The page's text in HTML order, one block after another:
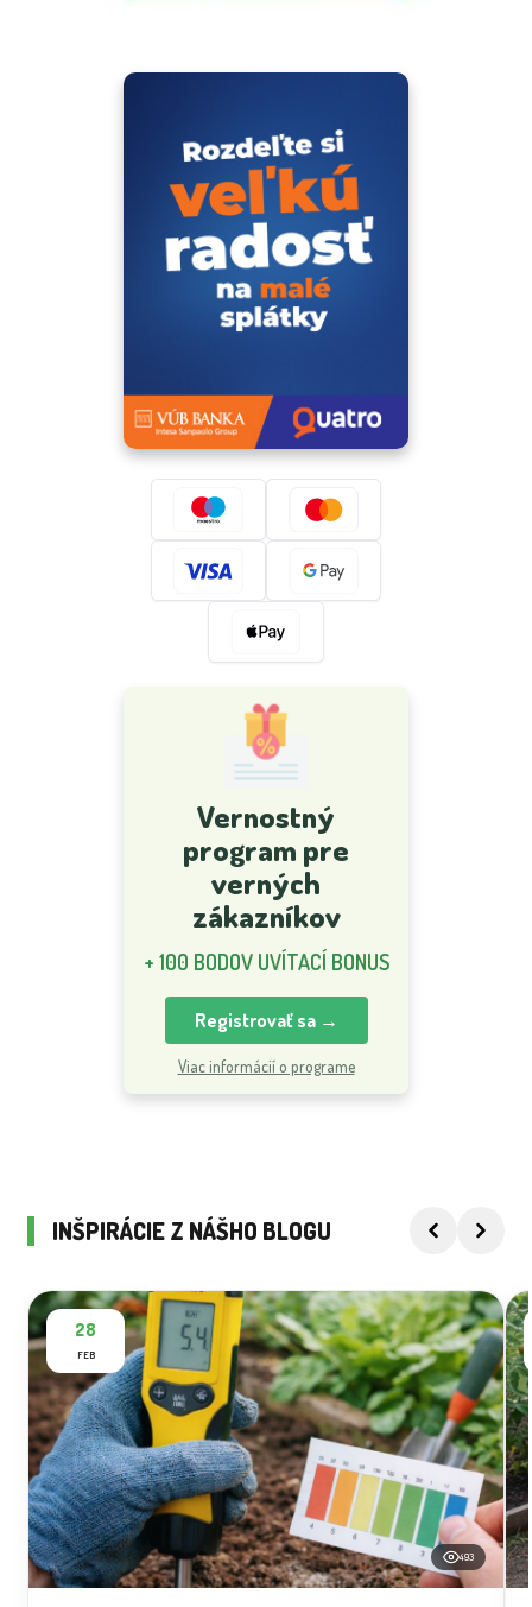
Vernostný
program pre
verných
zákazníkov
+ 100 BODOV UVÍTACÍ BONUS
Registrovať sa →
Viac informácií o programe
INŠPIRÁCIE Z NÁŠHO BLOGU
28
FEB
493